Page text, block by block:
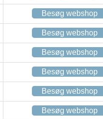
Besøg webshop
Besøg webshop
Besøg webshop
Besøg webshop
Besøg webshop
Besøg webshop